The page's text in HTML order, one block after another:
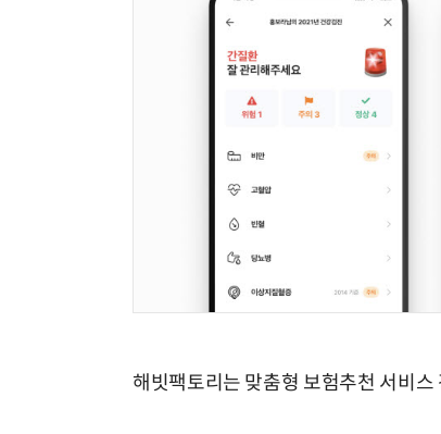
해빗팩토리는 맞춤형 보험추천 서비